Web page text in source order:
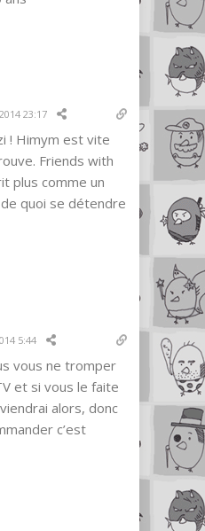
23:17
! Himym est vite
Friends with
plus comme un
quoi se détendre
5:44
vous ne tromper
et si vous le faite
alors, donc
c’est